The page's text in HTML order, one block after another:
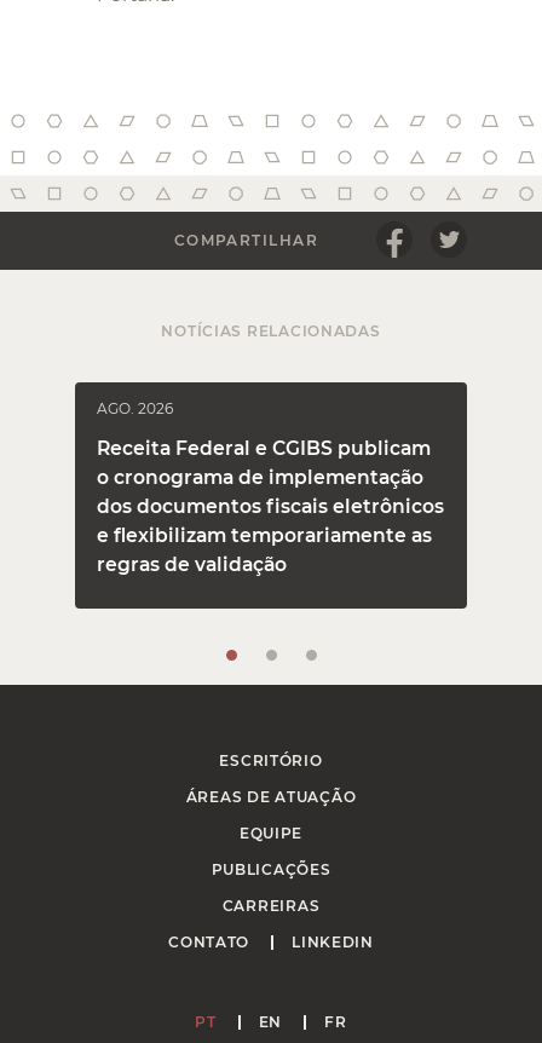
COMPARTILHAR
NOTÍCIAS RELACIONADAS
AGO. 2026
Receita Federal e CGIBS publicam
o cronograma de implementação
dos documentos fiscais eletrônicos
e flexibilizam temporariamente as
regras de validação
ESCRITÓRIO
ÁREAS DE ATUAÇÃO
EQUIPE
PUBLICAÇÕES
CARREIRAS
CONTATO
LINKEDIN
PT EN FR